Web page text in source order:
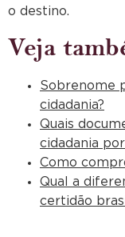
o destino.
Veja
Sobrenome
cidadania?
Quais
cidadania
Como
Qual a
certidão